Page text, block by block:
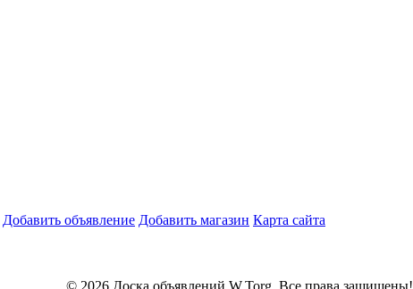
Добавить объявление Добавить магазин Карта сайта
© 2026 Доска объявлений W.Torg. Все права защищены!